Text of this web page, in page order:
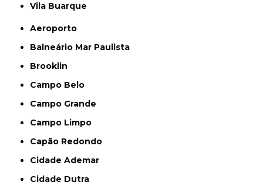
Vila Buarque
Aeroporto
Balneário Mar Paulista
Brooklin
Campo Belo
Campo Grande
Campo Limpo
Capão Redondo
Cidade Ademar
Cidade Dutra